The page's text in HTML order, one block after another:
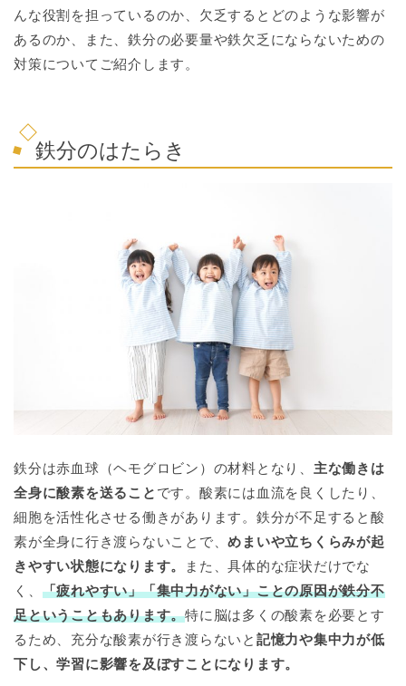
んな役割を担っているのか、欠乏するとどのような影響が
あるのか、また、鉄分の必要量や鉄欠乏にならないための
対策についてご紹介します。
鉄分のはたらき
鉄分は赤血球（ヘモグロビン）の材料となり、 主な働きは
全身に酸素を送ること です。酸素には血流を良くしたり、
細胞を活性化させる働きがあります。鉄分が不足すると酸
素が全身に行き渡らないことで、めまいや立ちくらみが起
きやすい状態になります。
また、具体的な症状だけでな
く、 「疲れやすい」「集中力がない」ことの原因が鉄分不
足ということもあります。特に脳は多くの酸素を必要とす
るため、充分な酸素が行き渡らないと 記憶力や集中力が低
下し、学習に影響を及ぼすことになります。